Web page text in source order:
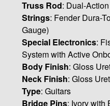
Truss Rod: Dual-Action
Strings: Fender Dura-
Gauge)
Special Electronics:
System with Active
Body Finish: Gloss
Neck Finish: Gloss
Type: Guitars
Bridge Pins: Ivory with